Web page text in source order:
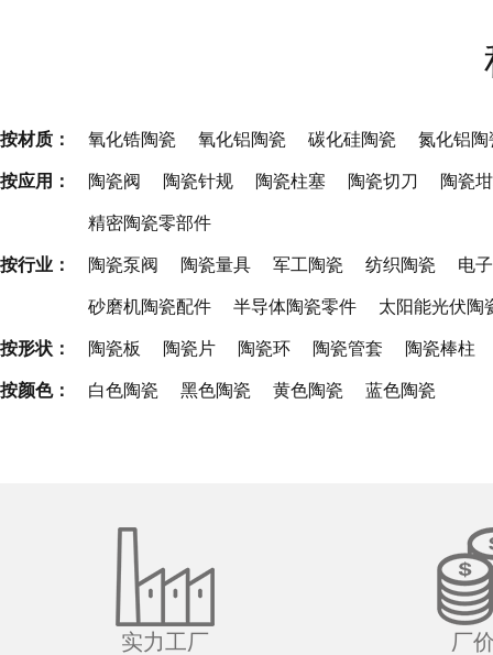
按材质： 氧化锆陶瓷 氧化铝陶瓷 碳化硅陶瓷 氮化铝陶
按应用： 陶瓷阀 陶瓷针规 陶瓷柱塞 陶瓷切刀 陶瓷
精密陶瓷零部件
按行业： 陶瓷泵阀 陶瓷量具 军工陶瓷 纺织陶瓷 电
砂磨机陶瓷配件 半导体陶瓷零件 太阳能光伏陶
按形状： 陶瓷板 陶瓷片 陶瓷环 陶瓷管套 陶瓷棒柱
按颜色： 白色陶瓷 黑色陶瓷 黄色陶瓷 蓝色陶瓷
实力工厂 厂